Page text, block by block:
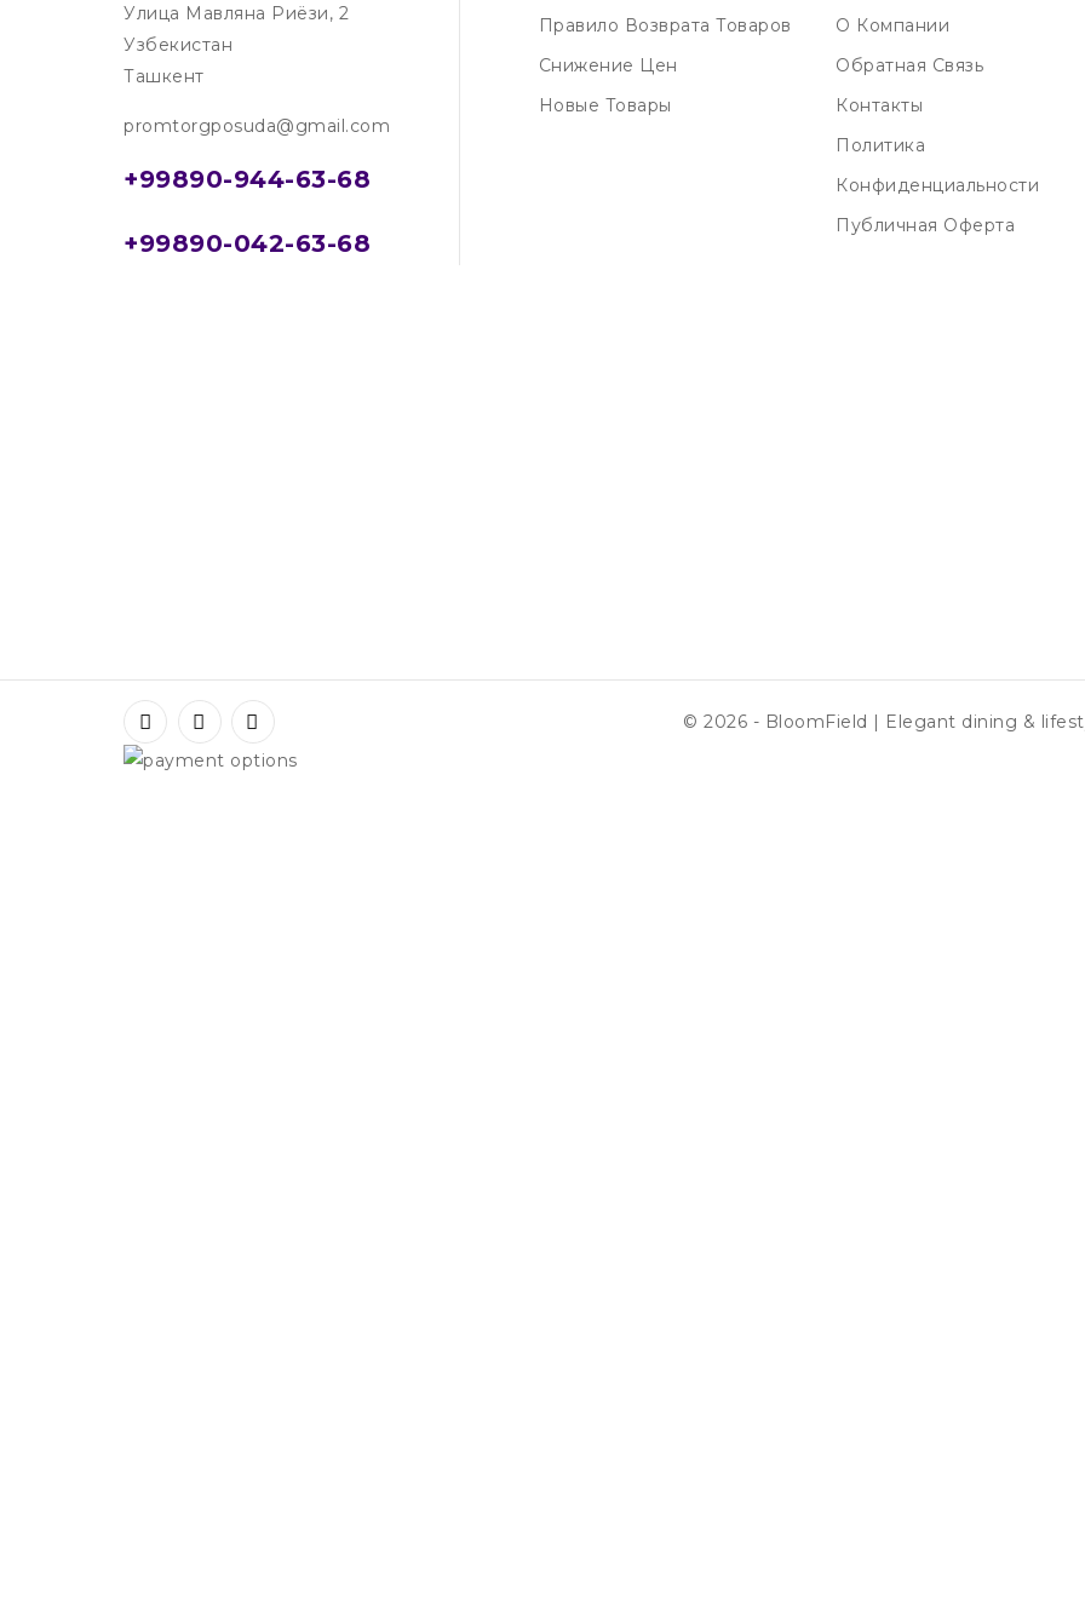
Улица Мавляна Риёзи, 2
Узбекистан
Ташкент
promtorgposuda@gmail.com
+99890-944-63-68
+99890-042-63-68
Правило Возврата Товаров
Снижение Цен
Новые Товары
О Компании
Обратная Связь
Контакты
Политика
Конфиденциальности
Публичная Оферта
© 2026 - BloomField | Elegant dining &